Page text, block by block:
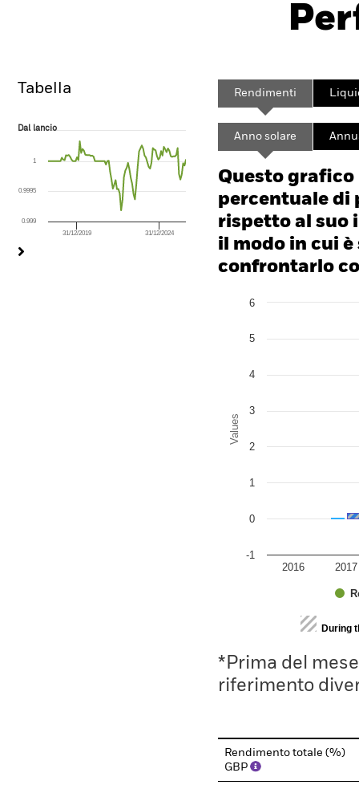
Scheda
Tabella
Dal lancio
The chart has 1 X axis displaying Time. Range: 2009-03-01 00:00:00 to
The chart has 1 Y axis displaying values. Range: 0.999 to 1.0005.
Dal lancio
31/12/2019 31/12/2024
0.999
0.9995
1
Rendimenti
Anno solare
Questo
percentuale di
rispetto al suo
il modo in cui
confrontarlo
Bar chart with 2 data
The chart has 1 Y axis
Values
2016 2017
-1
0
1
2
3
4
5
6
End of interactive chart.
During
*Prima del
riferimento
Rendimento totale (%)
GBP